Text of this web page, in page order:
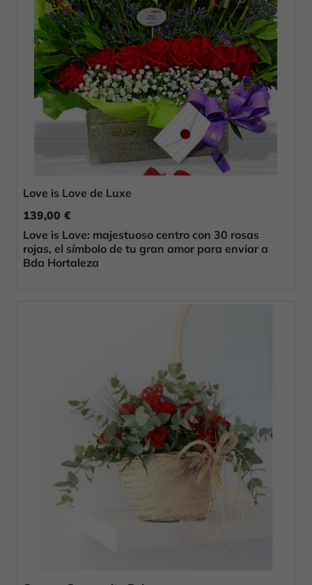
Love is Love de Luxe
139,00 €
Love is Love: majestuoso centro con 30 rosas
rojas, el símbolo de tu gran amor para enviar a
Bda Hortaleza